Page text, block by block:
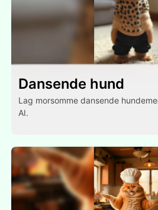
Dansende hund
Lag morsomme dansende
AI.